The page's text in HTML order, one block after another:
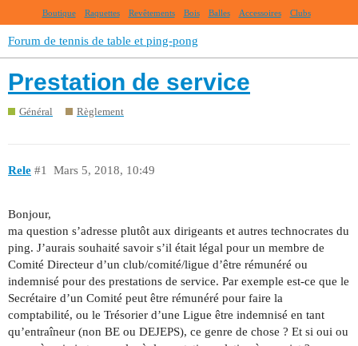
Boutique Raquettes Revêtements Bois Balles Accessoires Clubs
Forum de tennis de table et ping-pong
Prestation de service
Général Règlement
Rele Mars 5, 2018, 10:49
#1
Bonjour,
ma question s’adresse plutôt aux dirigeants et autres technocrates du
ping. J’aurais souhaité savoir s’il était légal pour un membre de
Comité Directeur d’un club/comité/ligue d’être rémunéré ou
indemnisé pour des prestations de service. Par exemple est-ce que le
Secrétaire d’un Comité peut être rémunéré pour faire la
comptabilité, ou le Trésorier d’une Ligue être indemnisé en tant
qu’entraîneur (non BE ou DEJEPS), ce genre de chose ? Et si oui ou